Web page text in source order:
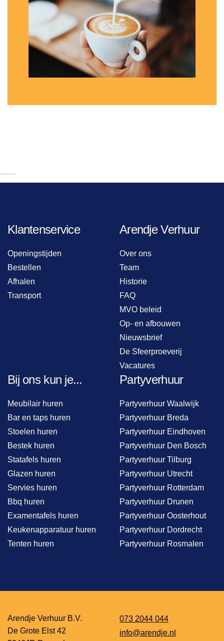
Klantenservice
Openingstijden
Bestellen
Afhalen
Transport
Arendje Verhuur
Over ons
Team
Historie
FAQ
MVO beleid
Op- en afbouwen
Nieuwsbrief
De Sfeerproeverij
Vacatures
Bij ons kun je...
Meubilair huren
Bar en taps huren
Stoelen huren
Bestek huren
Statafels huren
Glazen huren
Servies huren
Bbq huren
Examentafels huren
Keukenapparatuur huren
Tenten huren
Partyverhuur
Partyverhuur Waalwijk
Partyverhuur Breda
Partyverhuur Eindhoven
Partyverhuur Den Bosch
Partyverhuur Tilburg
Partyverhuur Utrecht
Partyverhuur Rotterdam
Partyverhuur Drunen
Partyverhuur Oosterhout
Partyverhuur Dordrecht
Partyverhuur Rosmalen
Arendje Verhuur B.V.
De Grote Elst 42
073 2044 044
info@arendje.nl